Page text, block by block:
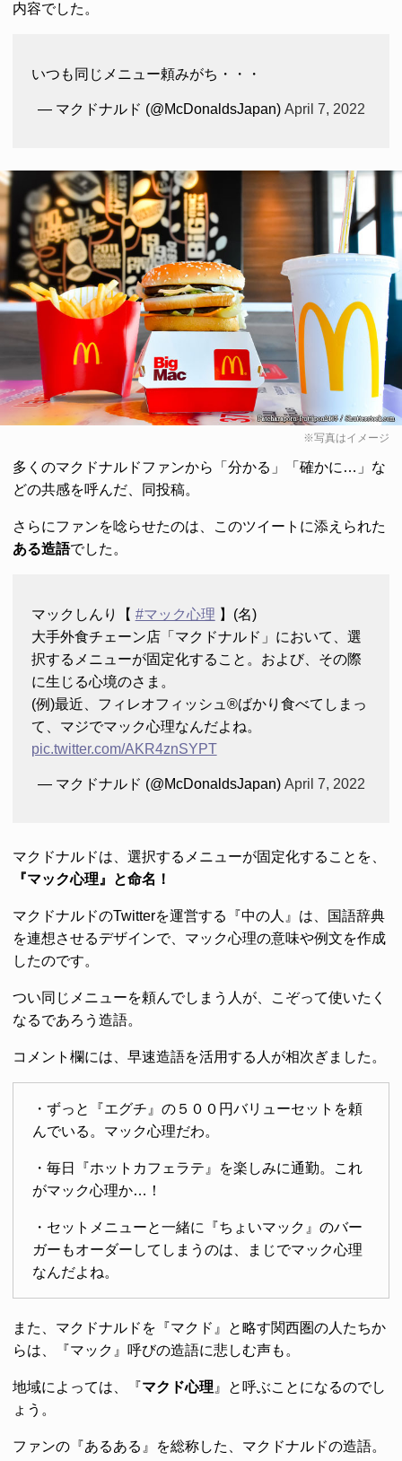
内容でした。
いつも同じメニュー頼みがち・・・
— マクドナルド (@McDonaldsJapan) April 7, 2022
※写真はイメージ
多くのマクドナルドファンから「分かる」「確かに…」な
どの共感を呼んだ、同投稿。
さらにファンを唸らせたのは、このツイートに添えられた
ある造語でした。
マックしんり【 #マック心理 】(名)
大手外食チェーン店「マクドナルド」において、選
択するメニューが固定化すること。および、その際
に生じる心境のさま。
(例)最近、フィレオフィッシュ®ばかり食べてしまっ
て、マジでマック心理なんだよね。
pic.twitter.com/AKR4znSYPT
— マクドナルド (@McDonaldsJapan) April 7, 2022
マクドナルドは、選択するメニューが固定化することを、
『マック心理』と命名！
マクドナルドのTwitterを運営する『中の人』は、国語辞典
を連想させるデザインで、マック心理の意味や例文を作成
したのです。
つい同じメニューを頼んでしまう人が、こぞって使いたく
なるであろう造語。
コメント欄には、早速造語を活用する人が相次ぎました。
・ずっと『エグチ』の５００円バリューセットを頼
んでいる。マック心理だわ。
・毎日『ホットカフェラテ』を楽しみに通勤。これ
がマック心理か…！
・セットメニューと一緒に『ちょいマック』のバー
ガーもオーダーしてしまうのは、まじでマック心理
なんだよね。
また、マクドナルドを『マクド』と略す関西圏の人たちか
らは、『マック』呼びの造語に悲しむ声も。
地域によっては、『マクド心理 』と呼ぶことになるのでし
ょう。
ファンの『あるある』を総称した、マクドナルドの造語。